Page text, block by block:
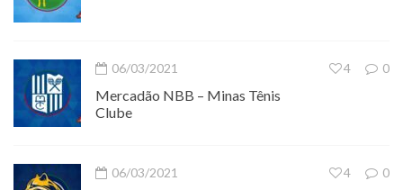
06/03/2021 0
4
Mercadão NBB – Minas Tênis
Clube
06/03/2021 0
4